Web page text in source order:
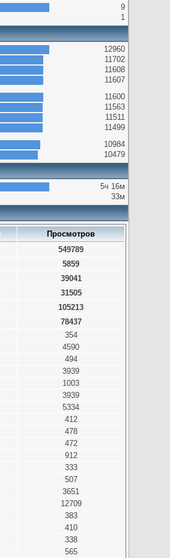
9
1
12960
11702
11608
11607
11600
11563
11511
11499
10984
10479
5ч 16м
33м
Просмотров
549789
5859
39041
31505
105213
78437
354
4590
494
3939
1003
3939
5334
412
478
472
912
333
507
3651
12709
383
410
338
565